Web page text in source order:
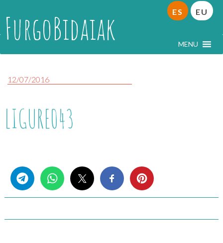
FurgoBidaiak MENU
ES EU
12/07/2016
LIGURE043